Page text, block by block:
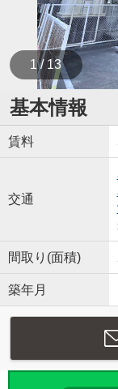
1 / 13
基本情報
賃料
交通
間取り(面積)
築年月